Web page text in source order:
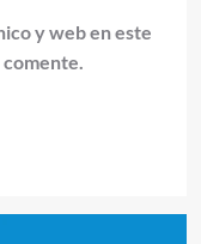
y web en este